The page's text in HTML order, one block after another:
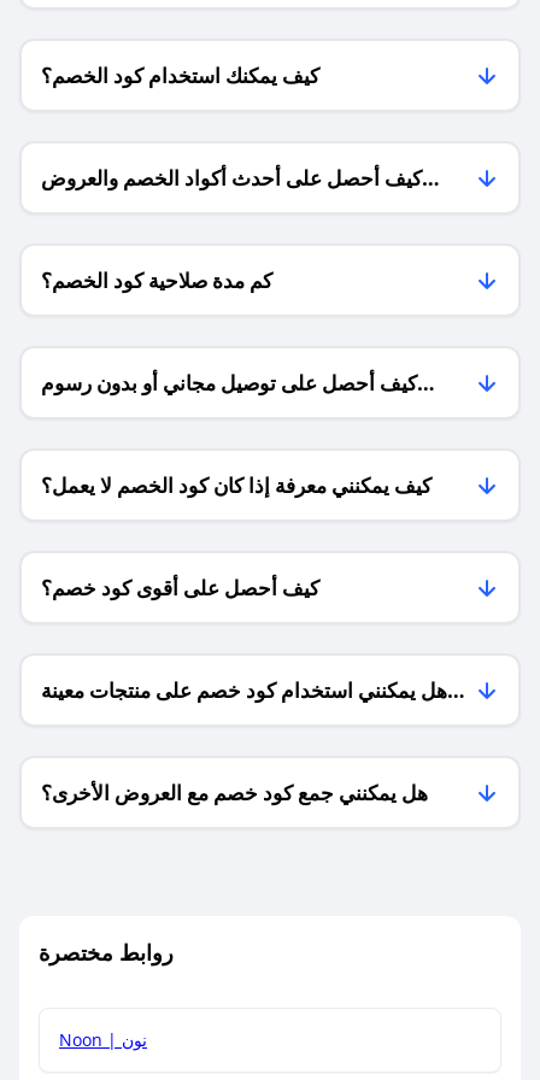
كيف يمكنك استخدام كود الخصم؟
كيف أحصل على أحدث أكواد الخصم والعروض
للمتاجر؟
كم مدة صلاحية كود الخصم؟
كيف أحصل على توصيل مجاني أو بدون رسوم
الشحن ؟
كيف يمكنني معرفة إذا كان كود الخصم لا يعمل؟
كيف أحصل على أقوى كود خصم؟
هل يمكنني استخدام كود خصم على منتجات معينة
فقط؟
هل يمكنني جمع كود خصم مع العروض الأخرى؟
روابط مختصرة
Noon | نون